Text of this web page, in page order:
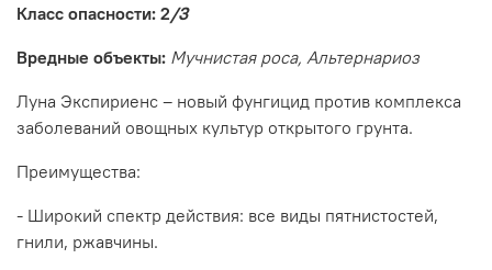
Класс опасности: 2/3
Вредные объекты: Мучнистая роса, Альтернариоз
Луна Экспириенс – новый фунгицид против комплекса
заболеваний овощных культур открытого грунта.
Преимущества:
- Широкий спектр действия: все виды пятнистостей,
гнили, ржавчины.